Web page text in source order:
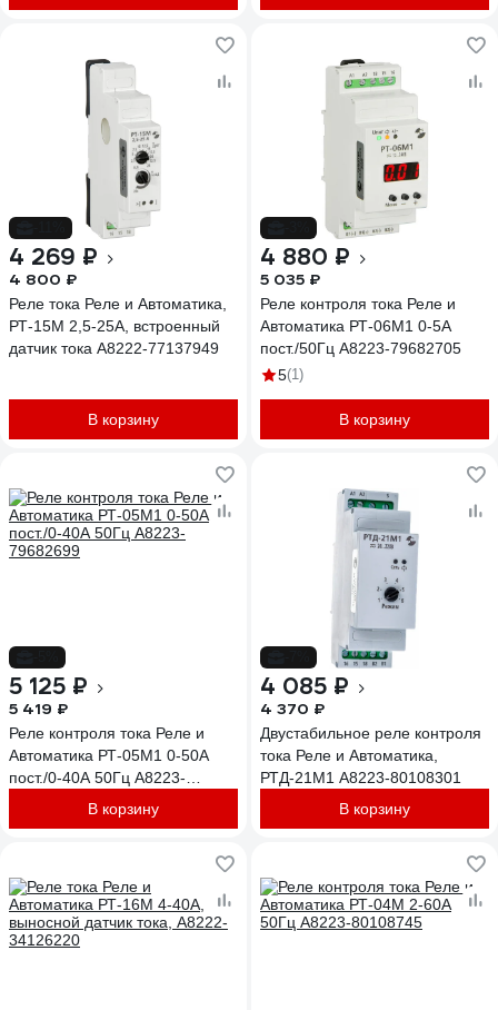
4 269 ₽
4 800 ₽
Реле тока Реле и Автоматика,
РТ-15М 2,5-25А, встроенный
датчик тока A8222-77137949
В корзину
4 880 ₽
5 035 ₽
Реле контроля тока Реле и
Автоматика РТ-06М1 0-5А
пост./50Гц A8223-79682705
5(1)
В корзину
5 125 ₽
5 419 ₽
Реле контроля тока Реле и
Автоматика РТ-05М1 0-50А
пост./0-40А 50Гц A8223-
В корзину
4 085 ₽
4 370 ₽
Двустабильное реле контроля
тока Реле и Автоматика,
РТД-21М1 A8223-80108301
В корзину